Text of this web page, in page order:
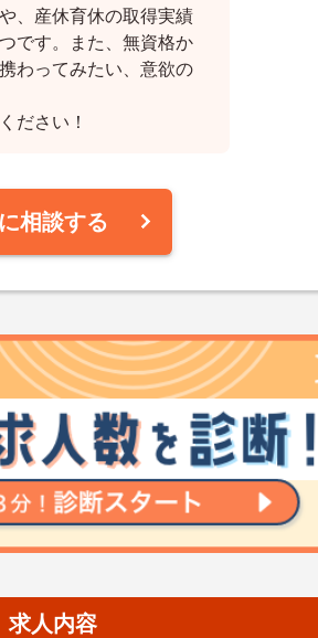
、産休育休の取得実績
です。また、無資格か
わってみたい、意欲の
ださい！
相談する
求人内容